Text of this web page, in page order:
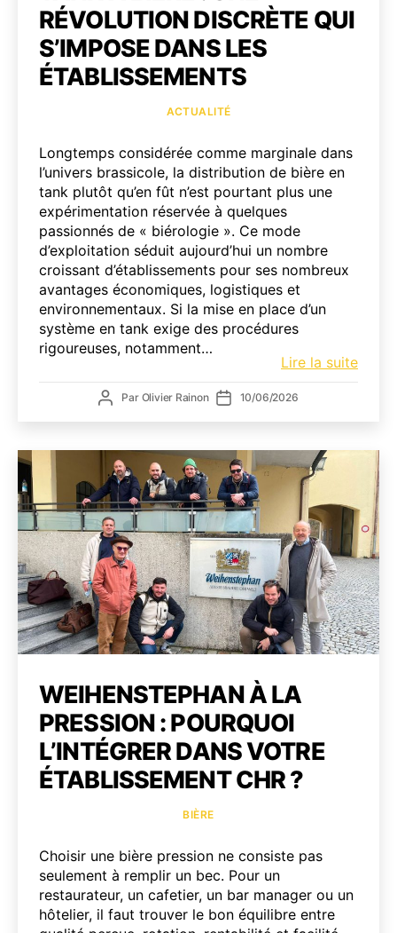
RÉVOLUTION DISCRÈTE QUI
S’IMPOSE DANS LES
ÉTABLISSEMENTS
ACTUALITÉ
Longtemps considérée comme marginale dans
l’univers brassicole, la distribution de bière en
tank plutôt qu’en fût n’est pourtant plus une
expérimentation réservée à quelques
passionnés de « biérologie ». Ce mode
d’exploitation séduit aujourd’hui un nombre
croissant d’établissements pour ses nombreux
avantages économiques, logistiques et
environnementaux. Si la mise en place d’un
système en tank exige des procédures
rigoureuses, notamment…
Lire la suiteTank
à
:
qui
dans
les
AuteurPar Olivier Rainon Date
10/06/2026
WEIHENSTEPHAN À LA
PRESSION : POURQUOI
L’INTÉGRER DANS VOTRE
ÉTABLISSEMENT CHR ?
BIÈRE
Choisir une bière pression ne consiste pas
seulement à remplir un bec. Pour un
restaurateur, un cafetier, un bar manager ou un
hôtelier, il faut trouver le bon équilibre entre